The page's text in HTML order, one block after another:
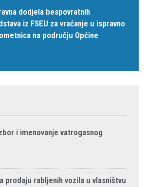
dodjela bespovratnih
iz FSEU za vraćanje u ispravno
na području Općine
i imenovanje vatrogasnog
prodaju rabljenih vozila u vlasništvu